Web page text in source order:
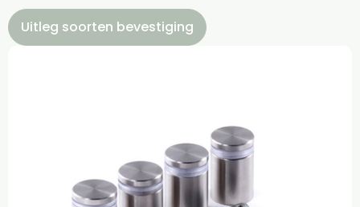
Uitleg soorten bevestiging